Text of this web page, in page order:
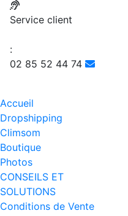
Service client
:
02 85 52 44 74
Accueil
Dropshipping
Climsom
Boutique
Photos
CONSEILS ET
SOLUTIONS
Conditions de Vente